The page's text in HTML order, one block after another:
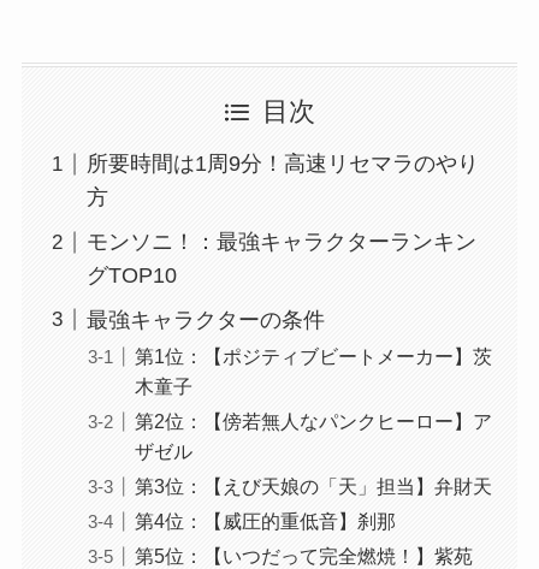
目次
所要時間は1周9分！高速リセマラのやり
方
モンソニ！：最強キャラクターランキン
グTOP10
最強キャラクターの条件
第1位：【ポジティブビートメーカー】茨
木童子
第2位：【傍若無人なパンクヒーロー】ア
ザゼル
第3位：【えび天娘の「天」担当】弁財天
第4位：【威圧的重低音】刹那
第5位：【いつだって完全燃焼！】紫苑